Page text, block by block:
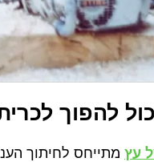
להפוך
עץ מתייחס לחיתוך